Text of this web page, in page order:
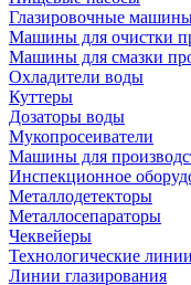
Глазировочные
Машины для очистки
Машины для смазки
Охладители воды
Куттеры
Дозаторы воды
Мукопросеиватели
Машины для
Инспекционное
Металлодетекторы
Металлосепараторы
Чеквейеры
Технологические линии
Линии глазирования